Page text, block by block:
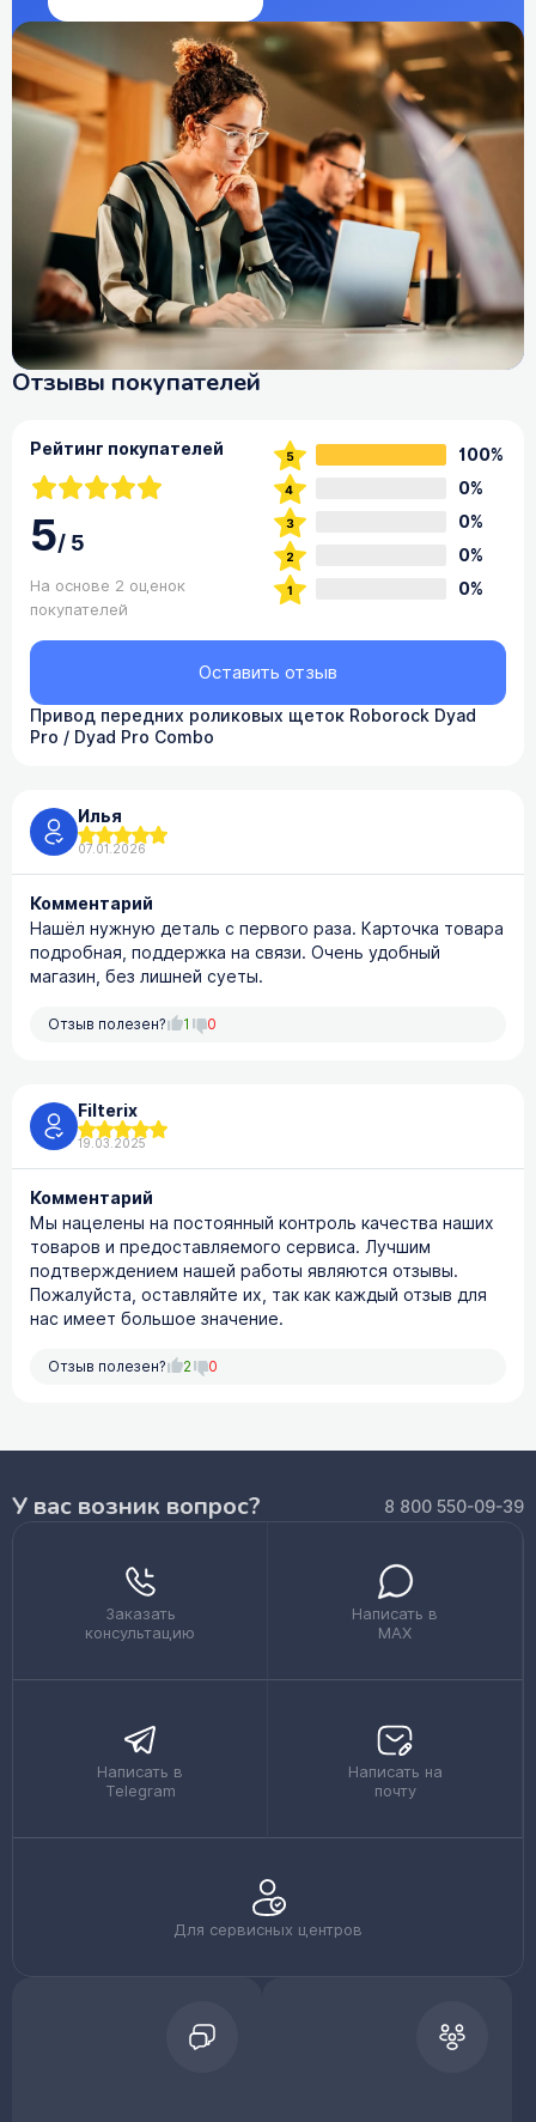
Отзывы покупателей
Рейтинг покупателей
5/5
На основе 2 оценок
покупателей
100%
0%
0%
0%
0%
Привод передних роликовых щеток Roborock Dyad
Pro / Dyad Pro Combo
Оставить отзыв
Илья
07.01.2026
Комментарий
Нашёл нужную деталь с первого раза. Карточка товара
подробная, поддержка на связи. Очень удобный
магазин, без лишней суеты.
Отзыв полезен? 1 0
Filterix
19.03.2025
Комментарий
Мы нацелены на постоянный контроль качества наших
товаров и предоставляемого сервиса. Лучшим
подтверждением нашей работы являются отзывы.
Пожалуйста, оставляйте их, так как каждый отзыв для
нас имеет большое значение.
Отзыв полезен? 2 0
У вас возник вопрос? 8 800 550-09-39
Заказать
консультацию
Написать в
MAX
Написать в
Telegram
Написать на
почту
Для сервисных центров